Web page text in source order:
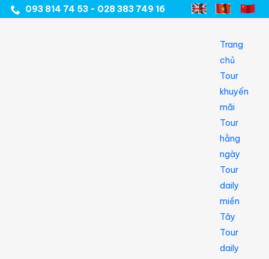
093 814 74 53 - 028 383 749 16
Trang
chủ
Tour
khuyến
mãi
Tour
hằng
ngày
Tour
daily
miền
Tây
Tour
daily